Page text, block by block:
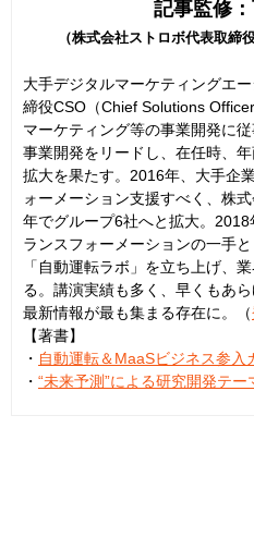
記事監修
（株式会社ストロボ代表取締
大手デジタルマーケティングエ
締役CSO（Chief Solutions
マーケティング等の事業開発に
事業開発をリードし、在任時、
拡大を果たす。2016年、大手企
ォーメーション支援すべく、株
年でグループ6社へと拡大。
ランスフォーメーションの一手
「自動運転ラボ」を立ち上げ、
る。講演実績も多く、早くもあ
最新情報が最も集まる存在に。（
【著書】
・ 自動運転＆MaaSビジネス参入
・ “未来予測”による研究開発テー